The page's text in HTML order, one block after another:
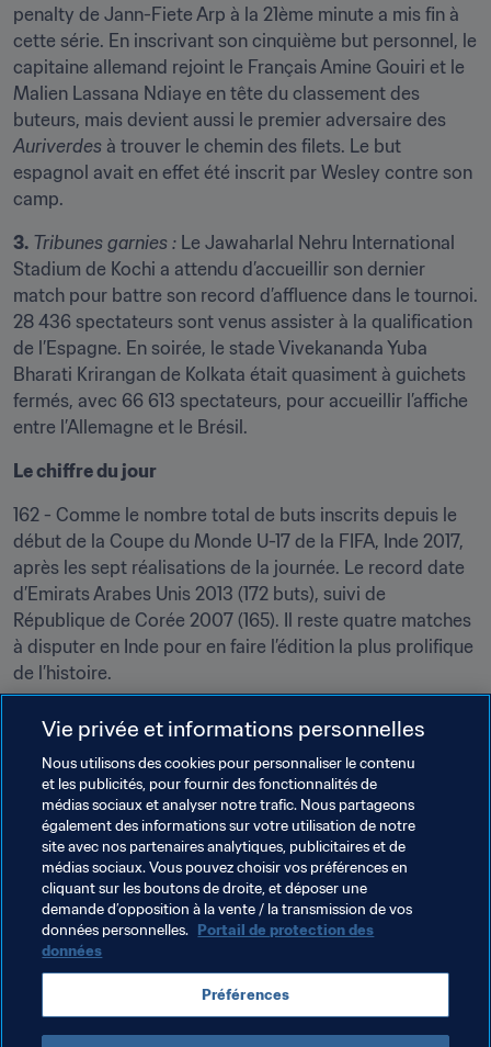
penalty de Jann-Fiete Arp à la 21ème minute a mis fin à
cette série. En inscrivant son cinquième but personnel, le
capitaine allemand rejoint le Français Amine Gouiri et le
Malien Lassana Ndiaye en tête du classement des
Auriverdes à trouver le chemin des filets. Le but
espagnol avait en effet été inscrit par Wesley contre son
camp.
3. Tribunes garnies : Le Jawaharlal Nehru International
Stadium de Kochi a attendu d’accueillir son dernier
match pour battre son record d’affluence dans le tournoi.
28 436 spectateurs sont venus assister à la qualification
de l’Espagne. En soirée, le stade Vivekananda Yuba
Bharati Krirangan de Kolkata était quasiment à guichets
fermés, avec 66 613 spectateurs, pour accueillir l’affiche
entre l’Allemagne et le Brésil.
Le chiffre du jour
162 - Comme le nombre total de buts inscrits depuis le
début de la Coupe du Monde U-17 de la FIFA, Inde 2017,
après les sept réalisations de la journée. Le record date
d’Emirats Arabes Unis 2013 (172 buts), suivi de
République de Corée 2007 (165). Il reste quatre matches
à disputer en Inde pour en faire l’édition la plus prolifique
de l’histoire.
Entendu…
"Je suis très heureux que nous ayons pu jouer cinq
matches. C’est une immense expérience pour les joueurs
et pour l’encadrement technique. C’est une génération
Abbas Chamanian, sélectionneur de l’Iran
Thèmes en lien
Brazil Germany IR Iran Spain AFC
UEFA CONMEBOL
Vie privée et informations personnelles
Nous utilisons des cookies pour personnaliser le contenu
et les publicités, pour fournir des fonctionnalités de
médias sociaux et analyser notre trafic. Nous partageons
également des informations sur votre utilisation de notre
site avec nos partenaires analytiques, publicitaires et de
médias sociaux. Vous pouvez choisir vos préférences en
cliquant sur les boutons de droite, et déposer une
demande d’opposition à la vente / la transmission de vos
données personnelles. Portail de protection des
données
Préférences